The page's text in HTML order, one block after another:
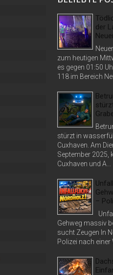
der
zum heutigen
es gegen 01:50
118 im Bereich
stürzt in
Cuxhaven. Am
September 2025,
Cuxhaven und A...
–
Gehweg massiv
sucht Zeugen In
Polizei nach einer